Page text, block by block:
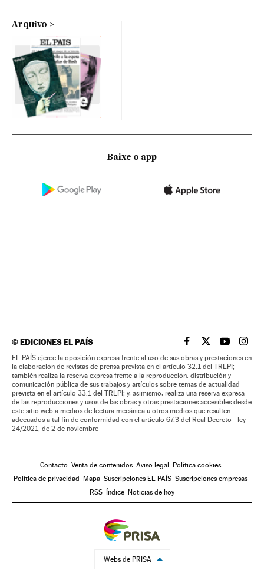
Arquivo
Baixe o app
©EDICIONES EL PAÍS EL PAÍS BRASIL EN
EL PAÍSEL PAÍS
EL
EL PAÍS ejerce la oposición expresa frente al uso de sus obras y prestaciones en
la elaboración de revistas de prensa prevista en el artículo 32.1 del TRLPI;
también realiza la reserva expresa frente a la reproducción, distribución y
comunicación pública de sus trabajos y artículos sobre temas de actualidad
prevista en el artículo 33.1 del TRLPI; y, asimismo, realiza una reserva expresa
de las reproducciones y usos de las obras y otras prestaciones accesibles desde
este sitio web a medios de lectura mecánica u otros medios que resulten
adecuados a tal fin de conformidad con el artículo 67.3 del Real Decreto - ley
24/2021, de 2 de noviembre
Contacto Venta de contenidos Aviso legal
Política cookies
Política de privacidad
Mapa Suscripciones EL PAÍS Suscripciones empresas
RSS
Índice Noticias de hoy
Webs de PRISA